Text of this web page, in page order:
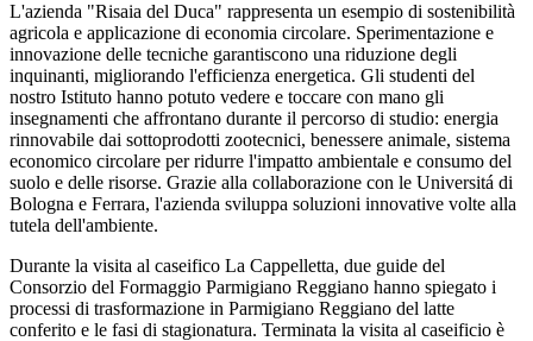
L'azienda "Risaia del Duca" rappresenta un esempio di sostenibilità
agricola e applicazione di economia circolare. Sperimentazione e
innovazione delle tecniche garantiscono una riduzione degli
inquinanti, migliorando l'efficienza energetica. Gli studenti del
nostro Istituto hanno potuto vedere e toccare con mano gli
insegnamenti che affrontano durante il percorso di studio: energia
rinnovabile dai sottoprodotti zootecnici, benessere animale, sistema
economico circolare per ridurre l'impatto ambientale e consumo del
suolo e delle risorse. Grazie alla collaborazione con le Universitá di
Bologna e Ferrara, l'azienda sviluppa soluzioni innovative volte alla
tutela dell'ambiente.
Durante la visita al caseifico La Cappelletta, due guide del
Consorzio del Formaggio Parmigiano Reggiano hanno spiegato i
processi di trasformazione in Parmigiano Reggiano del latte
conferito e le fasi di stagionatura. Terminata la visita al caseificio è